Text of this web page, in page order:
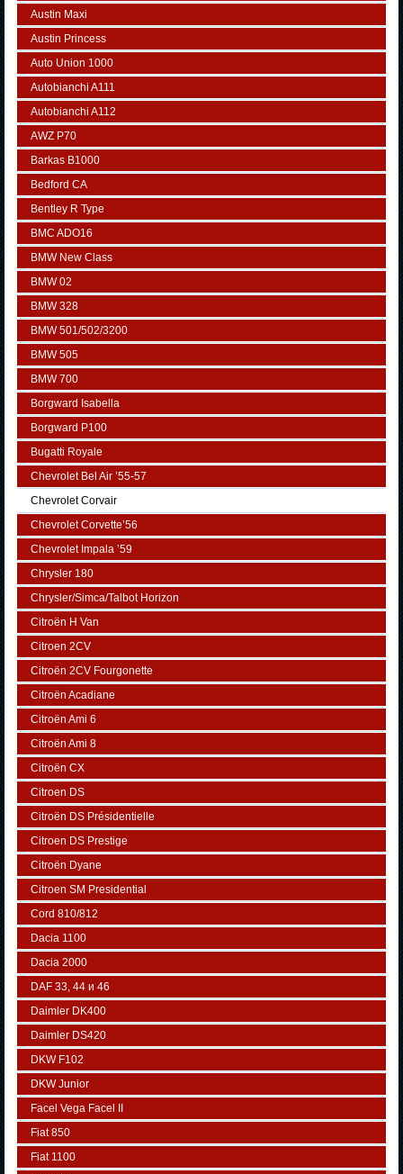
Austin Maxi
Austin Princess
Auto Union 1000
Autobianchi A111
Autobianchi A112
AWZ P70
Barkas B1000
Bedford CA
Bentley R Type
BMC ADO16
BMW New Class
BMW 02
BMW 328
BMW 501/502/3200
BMW 505
BMW 700
Borgward Isabella
Borgward P100
Bugatti Royale
Chevrolet Bel Air ’55-57
Chevrolet Corvair
Chevrolet Corvette’56
Chevrolet Impala ’59
Chrysler 180
Chrysler/Simca/Talbot Horizon
Citroën H Van
Citroen 2CV
Citroën 2CV Fourgonette
Citroën Acadiane
Citroën Ami 6
Citroën Ami 8
Citroën CX
Citroen DS
Citroën DS Présidentielle
Citroen DS Prestige
Citroën Dyane
Citroen SM Presidential
Cord 810/812
Dacia 1100
Dacia 2000
DAF 33, 44 и 46
Daimler DK400
Daimler DS420
DKW F102
DKW Junior
Facel Vega Facel II
Fiat 850
Fiat 1100